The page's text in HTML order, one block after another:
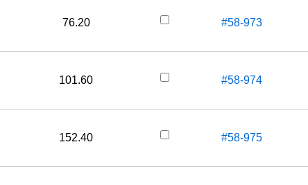
76.20 #58-973
101.60 #58-974
152.40 #58-975